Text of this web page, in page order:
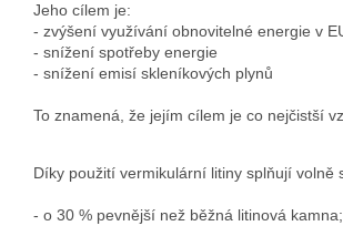
Jeho cílem je:
- zvýšení využívání obnovitelné energie v
- snížení spotřeby energie
To znamená, že jejím cílem je co nejčistší
Díky použití vermikulární litiny splňují
- o 30 % pevnější než běžná litinová kamna;